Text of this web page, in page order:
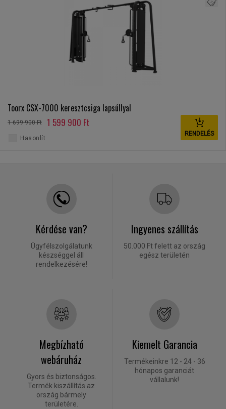
Toorx CSX-7000 keresztcsiga lapsúllyal
1 699 900 Ft 1 599 900 Ft
RENDELÉS
Hasonlít
Kérdése van?
Ügyfélszolgálatunk
készséggel áll
rendelkezésére!
Ingyenes szállítás
50.000 Ft felett az ország
egész területén
Megbízható
webáruház
Gyors és biztonságos.
Termék kiszállítás az
ország bármely
területére.
Kiemelt Garancia
Termékeinkre 12 - 24 - 36
hónapos garanciát
vállalunk!